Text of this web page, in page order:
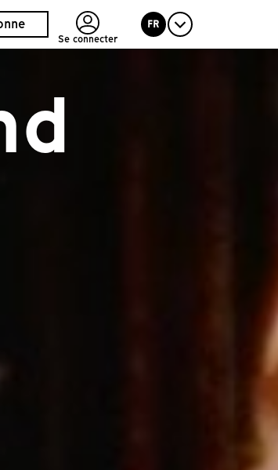
Se connecter
FR